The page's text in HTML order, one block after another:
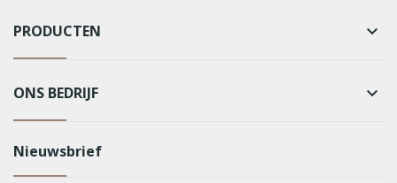
PRODUCTEN keyboard_arrow_down
ONS BEDRIJF keyboard_arrow_down
Nieuwsbrief